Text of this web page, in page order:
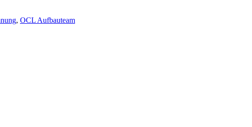
, OCL Aufbauteam